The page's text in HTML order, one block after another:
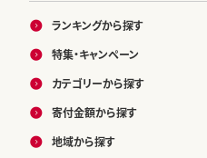
ランキングから探す
特集・キャンペーン
カテゴリーから探す
寄付金額から探す
地域から探す